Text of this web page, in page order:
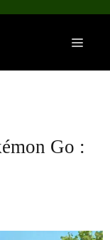
Menu
Go :